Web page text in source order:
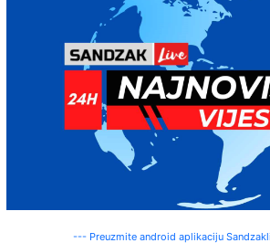
--- Preuzmite android aplikaciju